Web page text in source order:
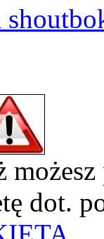
dot.